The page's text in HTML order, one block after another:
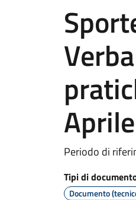
Periodo di
Tipi di
Documento